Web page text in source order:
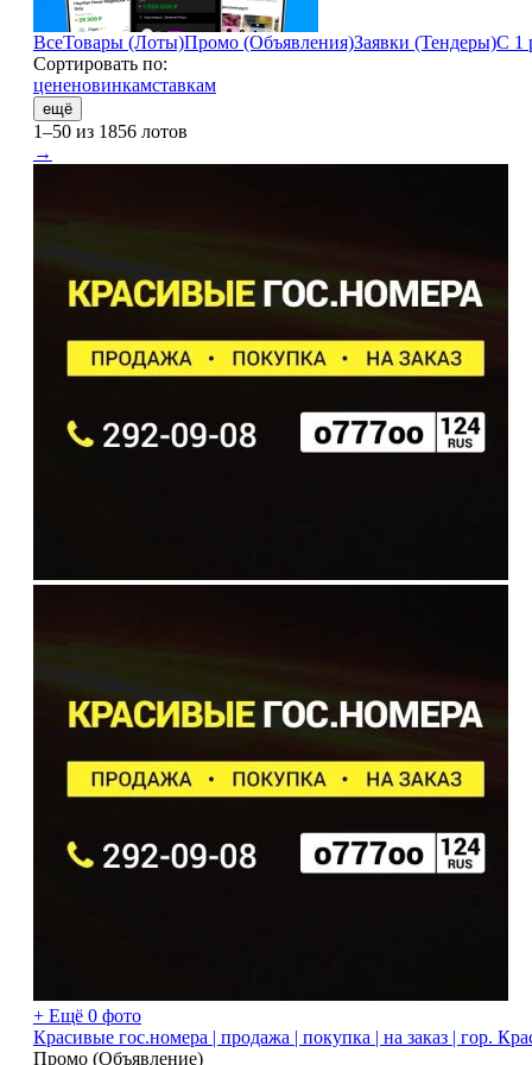
ВсеТовары (Лоты)Промо (Объявления)Заявки (Тендеры)С 1
Сортировать по:
цененовинкамставкам
ещё
1–50 из 1856 лотов
→
+ Ещё 0 фото
Красивые гос.номера | продажа | покупка | на заказ | гор.
Промо (Объявление)